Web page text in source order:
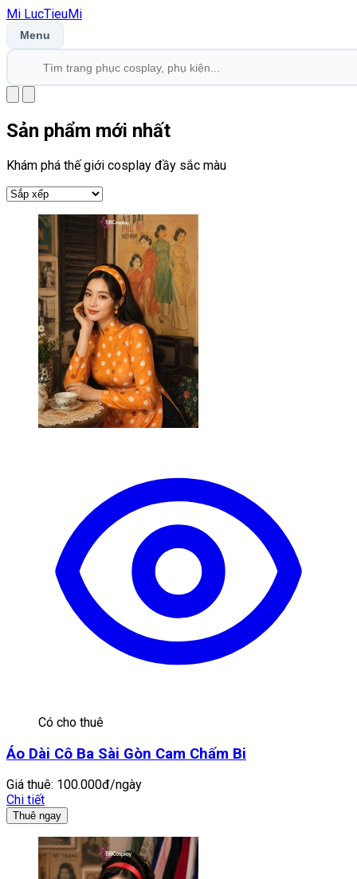
Mi LucTieuMi
Menu
Sản phẩm mới nhất
Khám phá thế giới cosplay đầy sắc màu
Có cho thuê
Áo Dài Cô Ba Sài Gòn Cam Chấm Bi
Giá thuê: 100.000đ/ngày
Chi tiết
Thuê ngay